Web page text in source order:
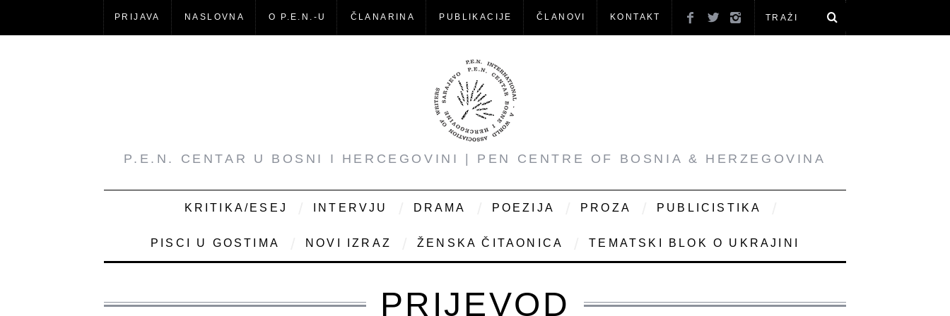
PRIJAVA NASLOVNA O P.E.N.-U ČLANARINA PUBLIKACIJE ČLANOVI KONTAKT
P.E.N. CENTAR U BOSNI I HERCEGOVINI | PEN CENTRE OF BOSNIA & HERZEGOVINA
KRITIKA/ESEJ INTERVJU DRAMA POEZIJA PROZA PUBLICISTIKA
PISCI U GOSTIMA NOVI IZRAZ ŽENSKA ČITAONICA TEMATSKI BLOK O UKRAJINI
PRIJEVOD